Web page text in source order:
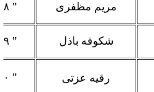
مریم مظفری " ۲۸
شکوفه باذل " ۲۹
رقیه عزتی "